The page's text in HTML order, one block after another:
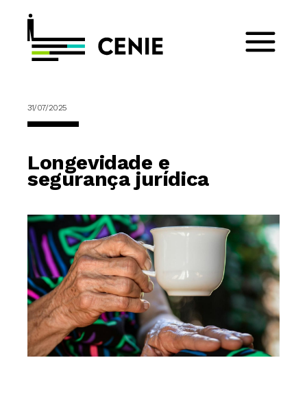
31/07/2025
Longevidade e
segurança jurídica